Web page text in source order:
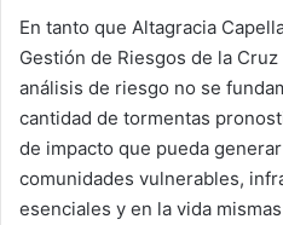
En tanto que Altagracia
Gestión de Riesgos de la
análisis de riesgo no se
cantidad de tormentas
de impacto que pueda
comunidades vulnerables,
esenciales y en la vida